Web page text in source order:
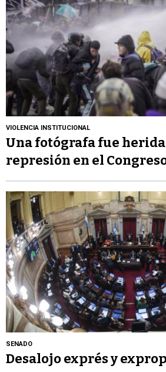
VIOLENCIA INSTITUCIONAL
Una fotógrafa fue
represión en el
SENADO
Desalojo exprés y